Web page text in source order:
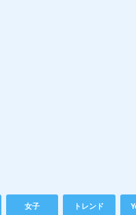
女子 トレンド